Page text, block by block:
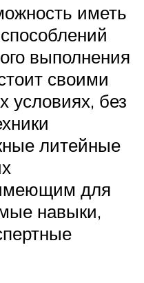
иметь
выполнения
своими
условиях, без
литейные
для
навыки,